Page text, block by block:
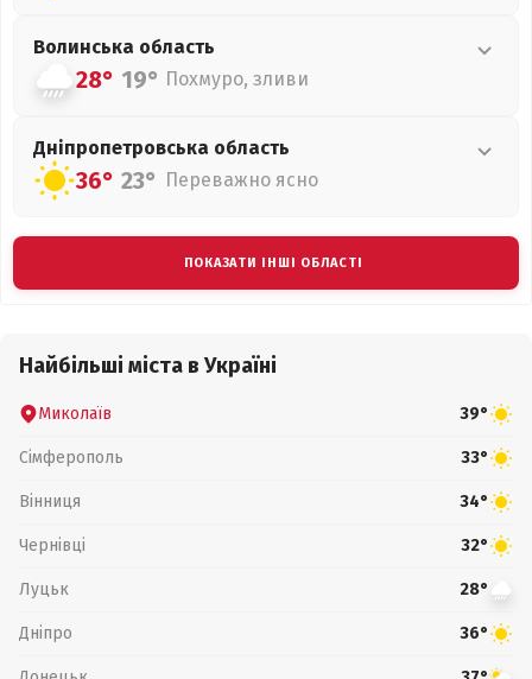
Волинська область
28° 19° Похмуро, зливи
Дніпропетровська область
36° 23° Переважно ясно
ПОКАЗАТИ ІНШІ ОБЛАСТІ
Найбільші міста в Україні
Миколаїв 39°
Сімферополь 33°
Вінниця 34°
Чернівці 32°
Луцьк 28°
Дніпро 36°